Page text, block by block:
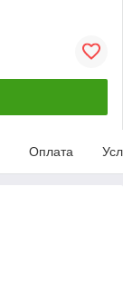
Оплата